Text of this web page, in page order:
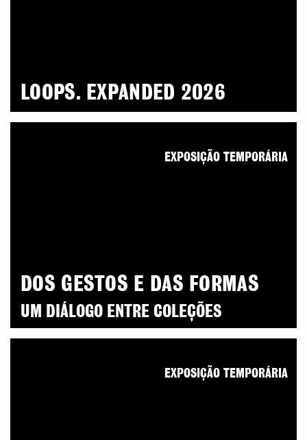
LOOPS. EXPANDED 2026
DOS GESTOS E DAS FORMAS
UM DIÁLOGO ENTRE COLEÇÕES
EXPOSIÇÃO TEMPORÁRIA
EXPOSIÇÃO TEMPORÁRIA